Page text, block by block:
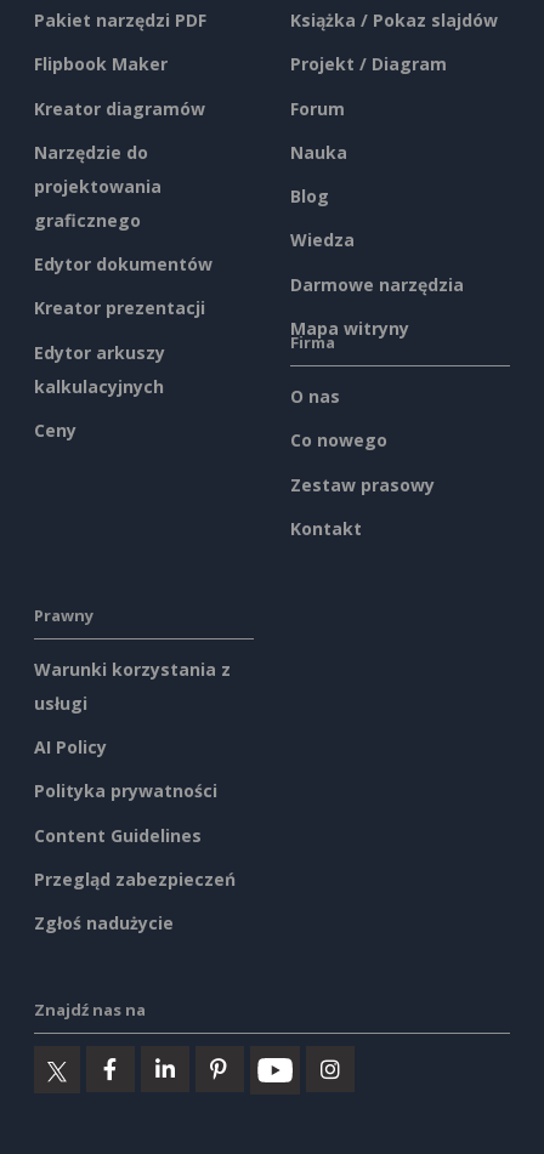
Pakiet narzędzi PDF
Flipbook Maker
Kreator diagramów
Narzędzie do
projektowania
graficznego
Edytor dokumentów
Kreator prezentacji
Edytor arkuszy
kalkulacyjnych
Ceny
Książka / Pokaz slajdów
Projekt / Diagram
Forum
Nauka
Blog
Wiedza
Darmowe narzędzia
Mapa witryny
Firma
O nas
Co nowego
Zestaw prasowy
Kontakt
Prawny
Warunki korzystania z
usługi
AI Policy
Polityka prywatności
Content Guidelines
Przegląd zabezpieczeń
Zgłoś nadużycie
Znajdź nas na